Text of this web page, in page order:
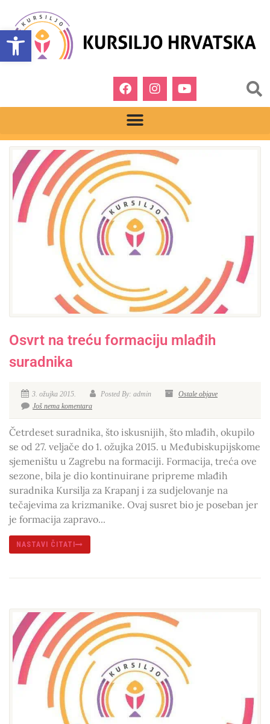
Open toolbar
Osvrt na treću formaciju mlađih
suradnika
3. ožujka 2015. Posted By: admin
Ostale objave
Još nema komentara
Četrdeset suradnika, što iskusnijih, što mlađih, okupilo
se od 27. veljače do 1. ožujka 2015. u Međubiskupijskome
sjemeništu u Zagrebu na formaciji. Formacija, treća ove
sezone, bila je dio kontinuirane pripreme mlađih
suradnika Kursilja za Krapanj i za sudjelovanje na
tečajevima za krizmanike. Ovaj susret bio je poseban jer
je formacija zapravo...
NASTAVI ČITATI